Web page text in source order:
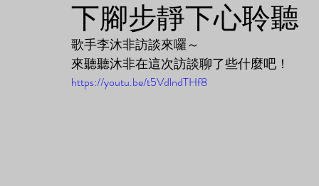
下腳步靜下心聆聽
歌手李沐非訪談來囉～
來聽聽沐非在這次訪談聊了些什麼吧！
https://youtu.be/t5VdlndTHf8